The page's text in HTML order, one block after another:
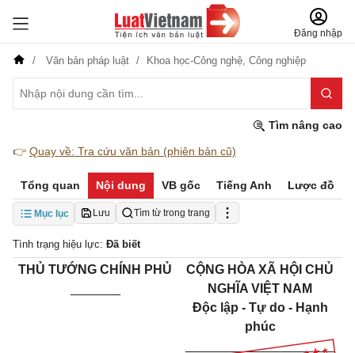
Đăng nhập
Văn bản pháp luật Khoa học-Công nghệ, Công nghiệp
Tìm nâng cao
👉 Quay về: Tra cứu văn bản (phiên bản cũ)
Tổng quan Nội dung VB gốc Tiếng Anh Lược đồ
Mục lục Lưu Tìm từ trong trang
Tình trạng hiệu lực: Đã biết
THỦ TƯỚNG CHÍNH PHỦ
CỘNG HÒA XÃ HỘI CHỦ
NGHĨA VIỆT NAM
Độc lập - Tự do - Hạnh
phúc
_____________________